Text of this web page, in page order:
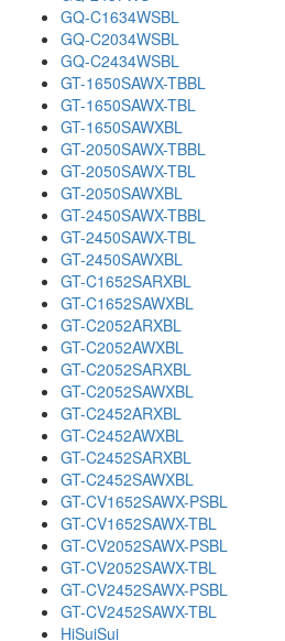
GQ-C1634WSBL
GQ-C2034WSBL
GQ-C2434WSBL
GT-1650SAWX-TBBL
GT-1650SAWX-TBL
GT-1650SAWXBL
GT-2050SAWX-TBBL
GT-2050SAWX-TBL
GT-2050SAWXBL
GT-2450SAWX-TBBL
GT-2450SAWX-TBL
GT-2450SAWXBL
GT-C1652SARXBL
GT-C1652SAWXBL
GT-C2052ARXBL
GT-C2052AWXBL
GT-C2052SARXBL
GT-C2052SAWXBL
GT-C2452ARXBL
GT-C2452AWXBL
GT-C2452SARXBL
GT-C2452SAWXBL
GT-CV1652SAWX-PSBL
GT-CV1652SAWX-TBL
GT-CV2052SAWX-PSBL
GT-CV2052SAWX-TBL
GT-CV2452SAWX-PSBL
GT-CV2452SAWX-TBL
HiSuiSui